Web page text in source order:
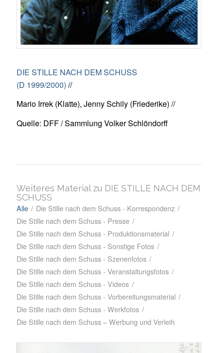
DIE STILLE NACH DEM SCHUSS
(D 1999/2000) //
Mario Irrek (Klatte), Jenny Schily (Friederike) //
Quelle: DFF / Sammlung Volker Schlöndorff
Weiteres Material zu DIE STILLE NACH DEM
SCHUSS
Alle / Die Stille nach dem Schuss - Korrespondenz /
Die Stille nach dem Schuss - Presse /
Die Stille nach dem Schuss - Produktionsmaterial /
Die Stille nach dem Schuss - Sonstige Fotos /
Die Stille nach dem Schuss - Szenenfotos /
Die Stille nach dem Schuss - Veranstaltungsfotos /
Die Stille nach dem Schuss - Videos /
Die Stille nach dem Schuss - Vorbereitungsmaterial /
Die Stille nach dem Schuss - Werkfotos /
Die Stille nach dem Schuss – Werbung und Verleih